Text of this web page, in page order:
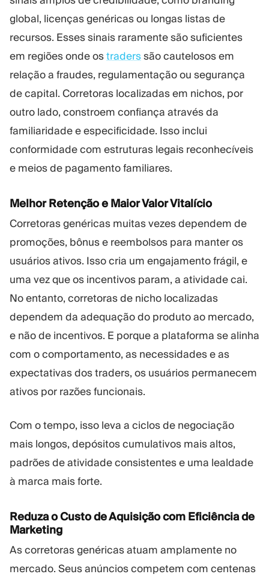
global, licenças genéricas ou longas listas de
recursos. Esses sinais raramente são suficientes
em regiões onde ostraderssão cautelosos em
relação a fraudes, regulamentação ou segurança
de capital. Corretoras localizadas em nichos, por
outro lado, constroem confiança através da
familiaridade e especificidade. Isso inclui
conformidade com estruturas legais reconhecíveis
e meios de pagamento familiares.
Melhor Retenção e Maior Valor Vitalício
Corretoras genéricas muitas vezes dependem de
promoções, bônus e reembolsos para manter os
usuários ativos. Isso cria um engajamento frágil, e
uma vez que os incentivos param, a atividade cai.
No entanto, corretoras de nicho localizadas
dependem da adequação do produto ao mercado,
e não de incentivos. E porque a plataforma se alinha
com o comportamento, as necessidades e as
expectativas dos traders, os usuários permanecem
ativos por razões funcionais.
Com o tempo, isso leva a ciclos de negociação
mais longos, depósitos cumulativos mais altos,
padrões de atividade consistentes e uma lealdade
à marca mais forte.
Reduza o Custo de Aquisição com Eficiência de
Marketing
As corretoras genéricas atuam amplamente no
mercado. Seus anúncios competem com centenas